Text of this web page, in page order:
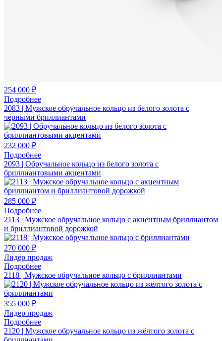
254 000 ₽
Подробнее
2083 | Мужское обручальное кольцо из белого золота с
чёрными бриллиантами
232 000 ₽
Подробнее
2093 | Обручальное кольцо из белого золота с
бриллиантовыми акцентами
285 000 ₽
Подробнее
2113 | Мужское обручальное кольцо с акцентным бриллиантом
и бриллиантовой дорожкой
270 000 ₽
Лидер продаж
Подробнее
2118 | Мужское обручальное кольцо с бриллиантами
355 000 ₽
Лидер продаж
Подробнее
2120 | Мужское обручальное кольцо из жёлтого золота с